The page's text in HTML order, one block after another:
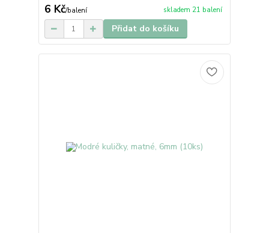
6 Kč/balení skladem 21 balení
Přidat do košíku